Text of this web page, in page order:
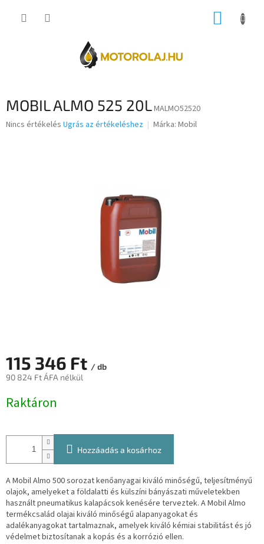
KOSÁR
MOBIL ALMO 525 20LMALMO52520
A
Nincs értékelés Ugrás az értékeléshez Márka: Mobil
115 346 Ft / db
90 824 Ft ÁFA nélkül
Raktáron
Hozzáadás a kosárhoz
A Mobil Almo 500 sorozat kenőanyagai kiváló minőségű, teljesítményű
olajok, amelyeket a földalatti és külszíni bányászati műveletekben
használt pneumatikus kalapácsok kenésére terveztek. A Mobil Almo
termékcsalád olajai kiváló minőségű alapanyagokat és
adalékanyagokat tartalmaznak, amelyek kiváló kémiai stabilitást és jó
védelmet biztosítanak a kopás és a korrózió ellen.